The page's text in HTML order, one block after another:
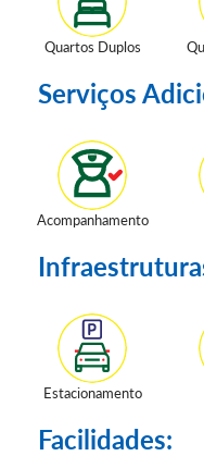
Quartos Duplos
Serviços
Acompanhamento
Estacionamento
Facilidades: